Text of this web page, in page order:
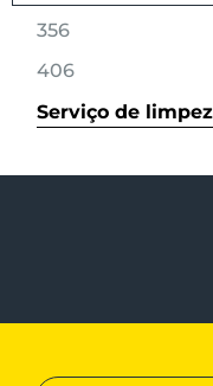
356
406
Serviço de